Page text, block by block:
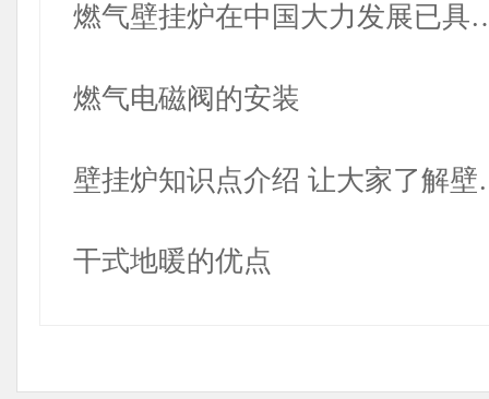
燃气壁挂炉在中国大力发展已具
燃气电磁阀的安装
壁挂炉知识点介绍 让大家了解
干式地暖的优点